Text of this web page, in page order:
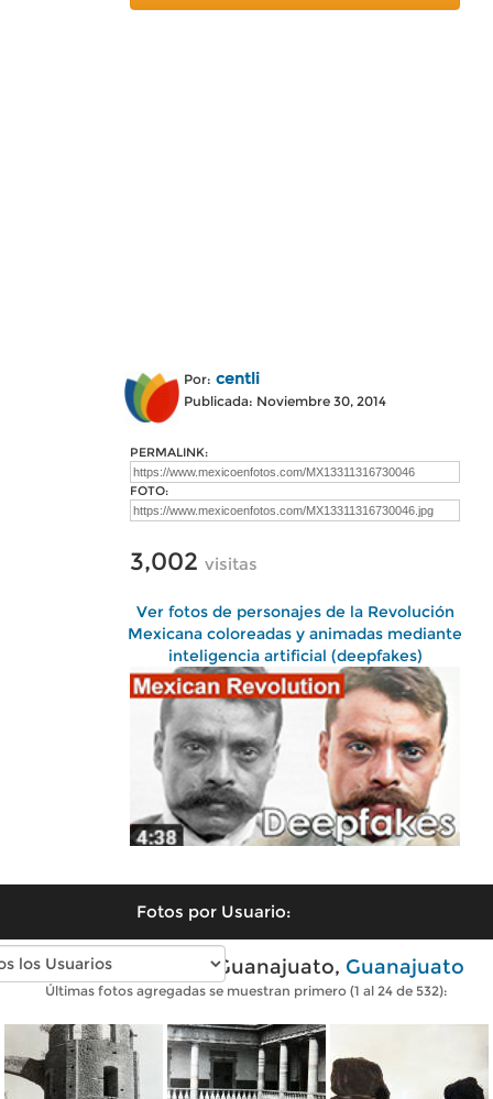
Por: centli
Publicada: Noviembre 30, 2014
PERMALINK:
FOTO:
3,002 visitas
Ver fotos de personajes de la Revolución
Mexicana coloreadas y animadas mediante
inteligencia artificial (deepfakes)
Fotos por Usuario:
Fotos antiguas de Guanajuato, Guanajuato
Últimas fotos agregadas se muestran primero (1 al 24 de 532):